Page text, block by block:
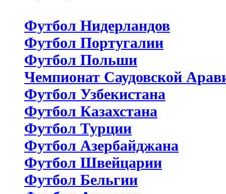
Футбол Нидерландов
Футбол Португалии
Футбол Польши
Чемпионат Саудовской
Футбол Узбекистана
Футбол Казахстана
Футбол Турции
Футбол Азербайджана
Футбол Швейцарии
Футбол Бельгии